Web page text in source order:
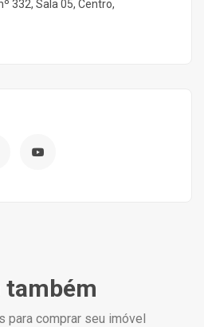
332, Sala 05, Centro,
também
para comprar seu imóvel